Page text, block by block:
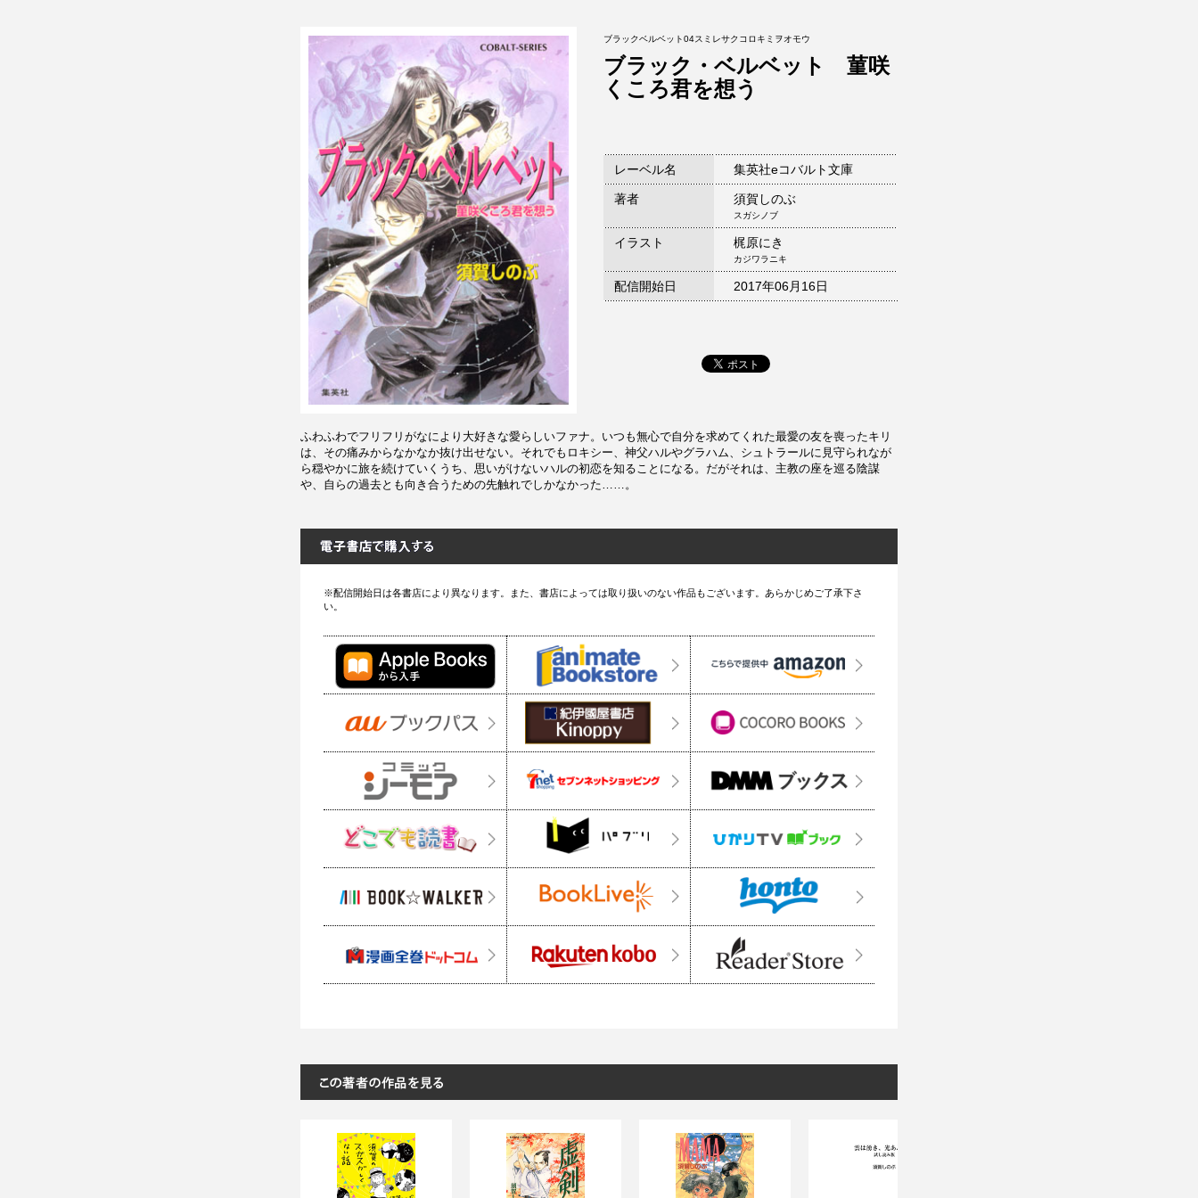
ブラックベルベット04スミレサクコロキミヲオモウ
ブラック・ベルベット 菫咲
くころ君を想う
レーベル名 集英社eコバルト文庫
著者 須賀しのぶ
スガシノブ
イラスト 梶原にき
カジワラニキ
配信開始日 2017年06月16日
ふわふわでフリフリがなにより大好きな愛らしいファナ。いつも無心で自分を求めてくれた最愛の友を喪ったキリ
は、その痛みからなかなか抜け出せない。それでもロキシー、神父ハルやグラハム、シュトラールに見守られなが
ら穏やかに旅を続けていくうち、思いがけないハルの初恋を知ることになる。だがそれは、主教の座を巡る陰謀
や、自らの過去とも向き合うための先触れでしかなかった……。
※配信開始日は各書店により異なります。また、書店によっては取り扱いのない作品もございます。あらかじめご了承下さ
い。